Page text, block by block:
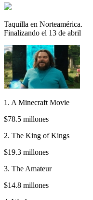
Taquilla en Norteamérica.
Finalizando el 13 de abril
1. A Minecraft Movie
$78.5 millones
2. The King of Kings
$19.3 millones
3. The Amateur
$14.8 millones